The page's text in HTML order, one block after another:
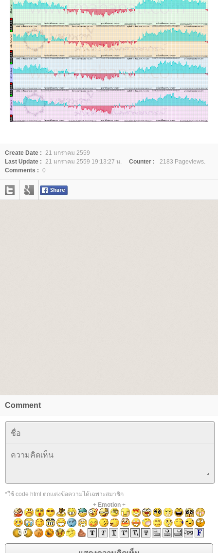
Create Date : 21 มกราคม 2559
Last Update : 21 มกราคม 2559 19:13:27 น. Counter :
2183 Pageviews.
Comments : 0
Comment
*ใช้ code html ตกแต่งข้อความได้เฉพาะสมาชิก
+ Emotion+